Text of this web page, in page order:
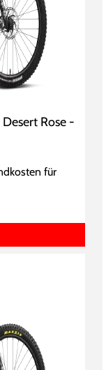
Rose -
für